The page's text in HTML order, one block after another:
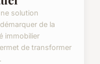
solution
de la
immobilier
de transformer